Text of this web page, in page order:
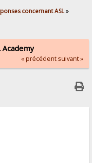
concernant ASL»
Academy
« précédent suivant »